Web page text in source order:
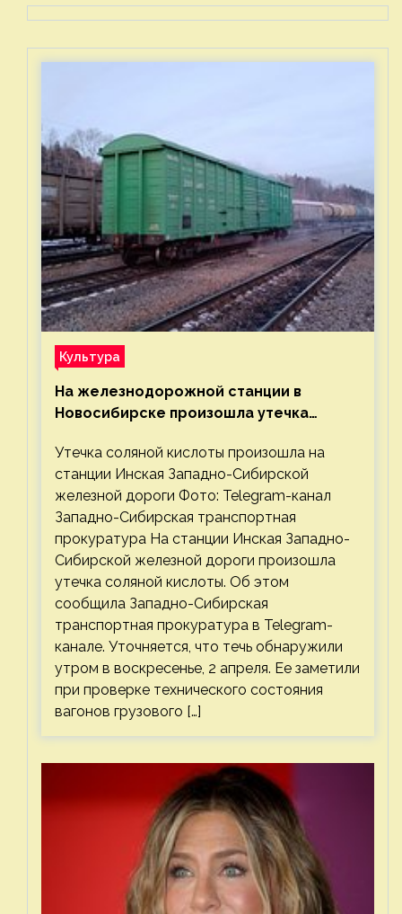
Культура
На железнодорожной станции в
Новосибирске произошла утечка
Утечка соляной кислоты произошла на
станции Инская Западно-Сибирской
железной дороги Фото: Telegram-канал
Западно-Сибирская транспортная
прокуратура На станции Инская Западно-
Сибирской железной дороги произошла
утечка соляной кислоты. Об этом
сообщила Западно-Сибирская
транспортная прокуратура в Telegram-
канале. Уточняется, что течь обнаружили
утром в воскресенье, 2 апреля. Ее заметили
при проверке технического состояния
вагонов грузового […]